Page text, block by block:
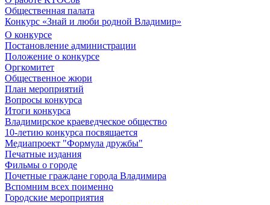
Общественная палата
Конкурс «Знай и люби родной Владимир»
О конкурсе
Постановление администрации
Положение о конкурсе
Оргкомитет
Общественное жюри
План мероприятий
Вопросы конкурса
Итоги конкурса
Владимирское краеведческое общество
10-летию конкурса посвящается
Медиапроект "Формула дружбы"
Печатные издания
Фильмы о городе
Почетные граждане города Владимира
Вспомним всех поименно
Городские мероприятия